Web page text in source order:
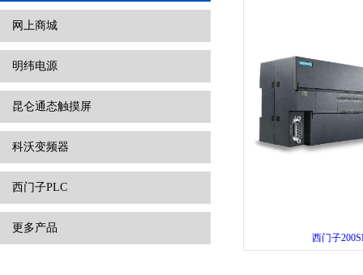
网上商城
明纬电源
昆仑通态触摸屏
科沃变频器
西门子PLC
更多产品
西门子